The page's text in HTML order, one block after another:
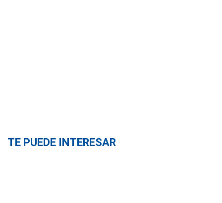
TE PUEDE INTERESAR